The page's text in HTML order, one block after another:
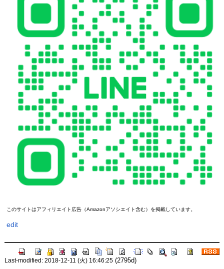
このサイトはアフィリエイト広告（Amazonアソシエイト含む）を掲載しています。
edit
Last-modified: 2018-12-11 (火) 16:46:25(2795d)